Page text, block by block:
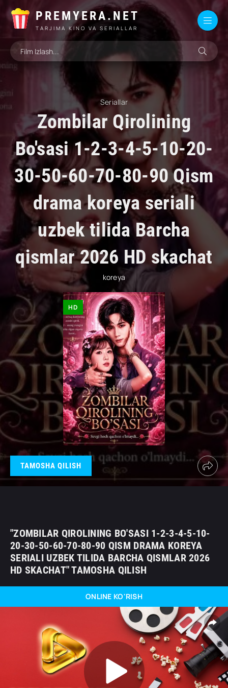
PREMYERA.NET
TARJIMA KINO VA SERIALLAR
Seriallar
Zombilar Qirolining
Bo'sasi 1-2-3-4-5-10-20-
30-50-60-70-80-90 Qism
drama koreya seriali
uzbek tilida Barcha
qismlar 2026 HD skachat
koreya
HD
TAMOSHA QILISH
"ZOMBILAR QIROLINING BO'SASI 1-2-3-4-5-10-
20-30-50-60-70-80-90 QISM DRAMA KOREYA
SERIALI UZBEK TILIDA BARCHA QISMLAR 2026
HD SKACHAT" TAMOSHA QILISH
ONLINE KO'RISH